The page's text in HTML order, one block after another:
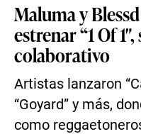
Maluma y
estrenar “1 Of
colaborativo
Artistas lanzaron
“Goyard” y más,
como